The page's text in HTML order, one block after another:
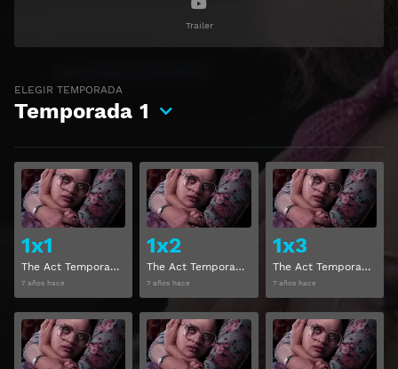
Trailer
ELEGIR TEMPORADA
Temporada 1
1x1
The Act Temporada 1 Capitulo 1
7 años hace
Ver
1x2
The Act Temporada 1 Capitulo 2
7 años hace
Ver
1x3
The Act Temporada 1 Capitulo 3
7 años hace
Ver Ver